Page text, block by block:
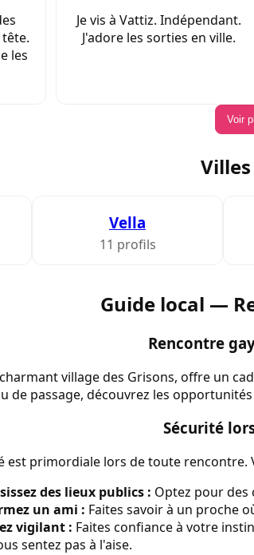
les
Je vis à Vattiz. Indépendant.
J'adore les sorties en ville.
Voir
Vella
11 profils
Guide local —
Rencontre
village des Grisons, offre un
de passage, découvrez les
Sécurité
est primordiale lors de toute rencontre.
des lieux publics : Optez pour des
un ami : Faites savoir à un proche
vigilant : Faites confiance à votre
sentez pas à l'aise.